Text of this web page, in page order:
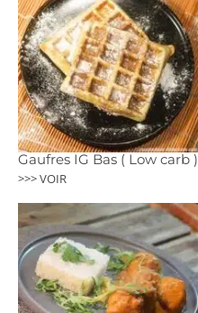
Gaufres IG Bas ( Low carb )
>>> VOIR